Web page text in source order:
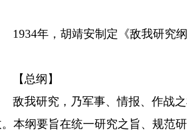
1934年，胡靖安制定《敌我研究
【总纲】
敌我研究，乃军事、情报、作战
本纲要旨在统一研究之旨、规范